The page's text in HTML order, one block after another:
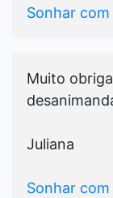
Sonhar
Muito
Juliana
Sonhar